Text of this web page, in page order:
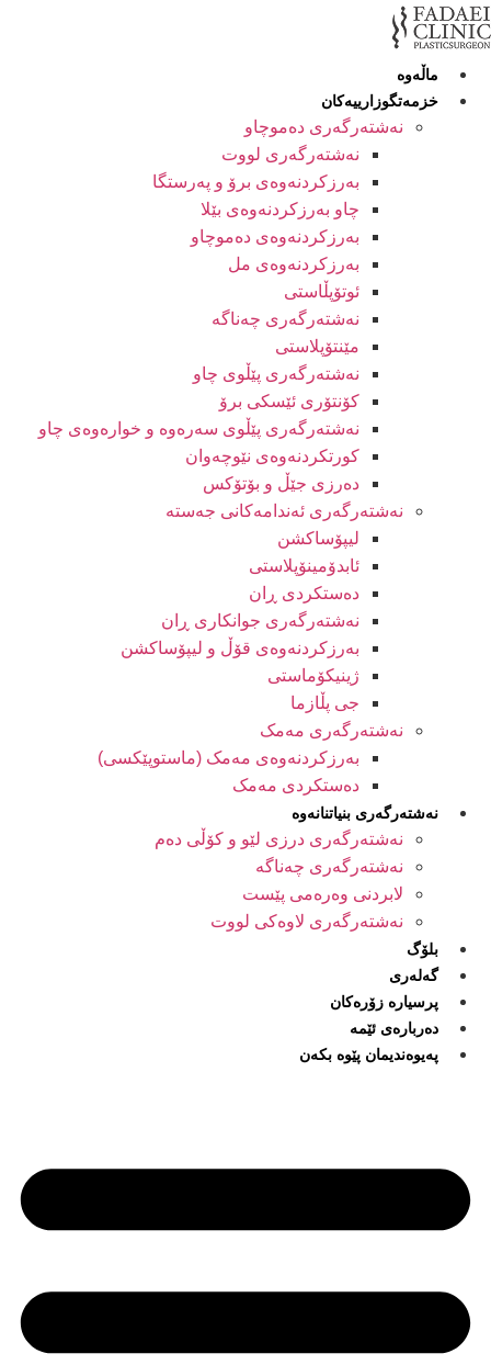
Skip
to
contentماڵەوە
خزمەتگوزارییەکان
نەشتەرگەری دەموچاو
نەشتەرگەری لووت
بەرزکردنەوەی برۆ و پەرستگا
چاو بەرزکردنەوەی بێلا
بەرزکردنەوەی دەموچاو
بەرزکردنەوەی مل
ئوتۆپڵاستی
نەشتەرگەری چەناگە
مێنتۆپلاستی
نەشتەرگەری پێڵوی چاو
کۆنتۆری ئێسکی برۆ
نەشتەرگەری پێڵوی سەرەوە و خوارەوەی چاو
کورتکردنەوەی نێوچەوان
دەرزی جێڵ و بۆتۆکس
نەشتەرگەری ئەندامەکانی جەستە
لیپۆساکشن
ئابدۆمینۆپلاستی
دەستکردی ڕان
نەشتەرگەری جوانکاری ڕان
بەرزکردنەوەی قۆڵ و لیپۆساکشن
ژینیکۆماستی
جی پڵازما
نەشتەرگەری مەمک
بەرزکردنەوەی مەمک (ماستوپێکسی)
دەستکردی مەمک
نەشتەرگەری بنیاتنانەوە
نەشتەرگەری درزی لێو و کۆڵی دەم
نەشتەرگەری چەناگە
لابردنی وەرەمی پێست
نەشتەرگەری لاوەکی لووت
بلۆگ
گەلەری
پرسیارە زۆرەکان
دەربارەی ئێمە
پەیوەندیمان پێوە بکەن